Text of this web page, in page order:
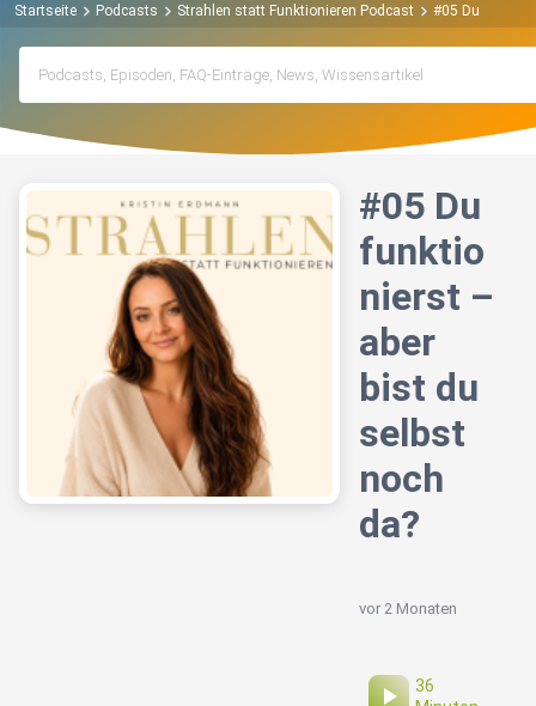
Startseite Podcasts Strahlen statt Funktionieren Podcast #05 Du
#05 Du
funktio
nierst –
aber
bist du
selbst
noch
da?
vor 2 Monaten
36